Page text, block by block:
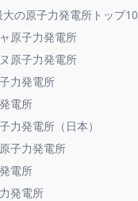
の原子力発電所トップ10
原子力発電所
原子力発電所
力発電所
電所
力発電所（日本）
子力発電所
電所
発電所